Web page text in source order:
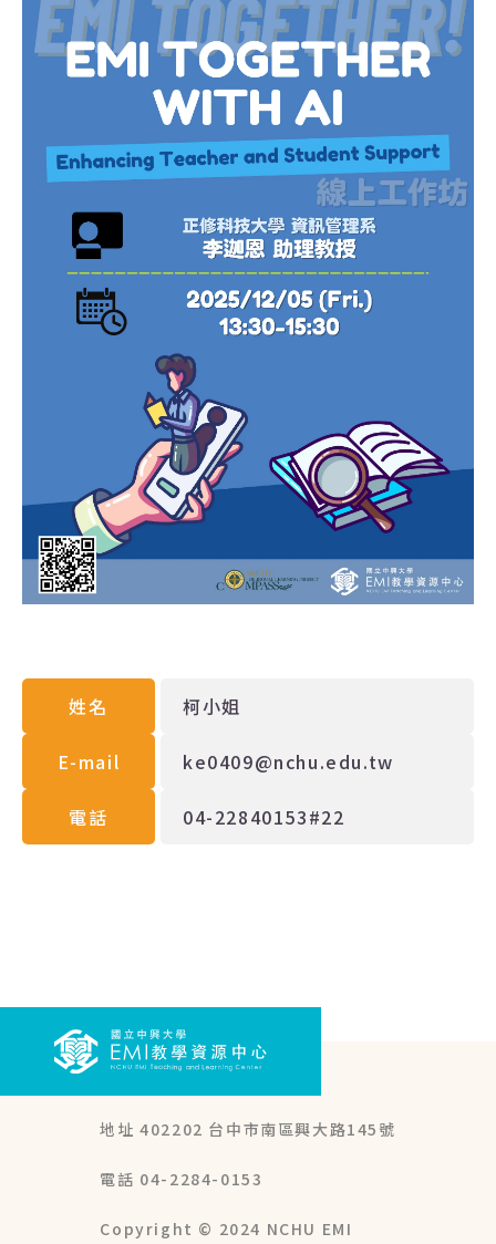
姓名 柯小姐
E-mail ke0409@nchu.edu.tw
電話 04-22840153#22
地址 402202 台中市南區興大路145號
電話 04-2284-0153
Copyright © 2024 NCHU EMI